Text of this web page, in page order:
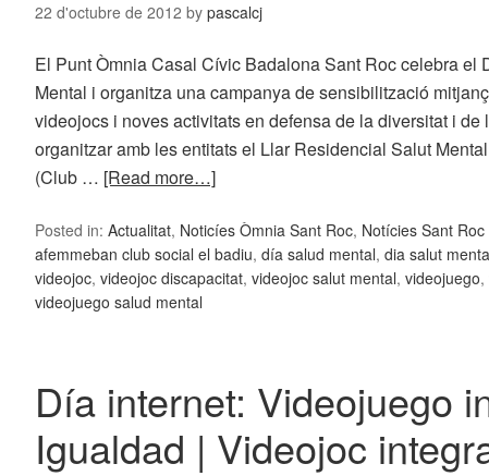
22 d'octubre de 2012 by pascalcj
El Punt Òmnia Casal Cívic Badalona Sant Roc celebra el
Mental i organitza una campanya de sensibilització
videojocs i noves activitats en defensa de la diversitat i de
organitzar amb les entitats el Llar Residencial Salut
(Club … [Read more…]
Posted in: Actualitat, Noticíes Òmnia Sant Roc, Notícies Sant
afemmeban club social el badiu, día salud mental, dia salut
videojoc, videojoc discapacitat, videojoc salut mental, videojuego,
videojuego salud mental
Día internet: Videojuego
Igualdad | Videojoc